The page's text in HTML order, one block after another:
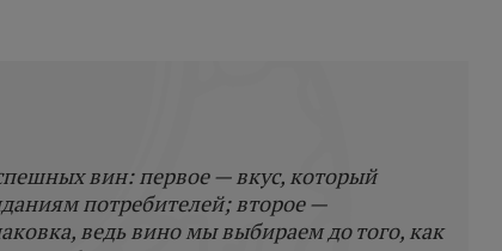
вин: первое — вкус, который
потребителей; второе —
ведь вино мы выбираем до того, как